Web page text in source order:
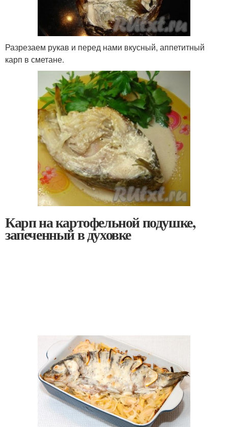
Разрезаем рукав и перед нами вкусный, аппетитный
карп в сметане.
Карп на картофельной подушке,
запеченный в духовке